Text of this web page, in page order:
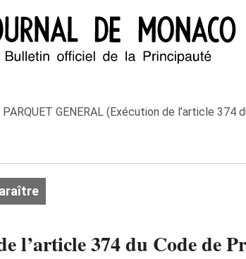
PARQUET GENERAL (Exécution de l’article 374
374 du Code de